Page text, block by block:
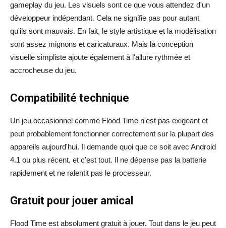
gameplay du jeu. Les visuels sont ce que vous attendez d'un
développeur indépendant. Cela ne signifie pas pour autant
qu'ils sont mauvais. En fait, le style artistique et la modélisation
sont assez mignons et caricaturaux. Mais la conception
visuelle simpliste ajoute également à l'allure rythmée et
accrocheuse du jeu.
Compatibilité technique
Un jeu occasionnel comme Flood Time n'est pas exigeant et
peut probablement fonctionner correctement sur la plupart des
appareils aujourd'hui. Il demande quoi que ce soit avec Android
4.1 ou plus récent, et c'est tout. Il ne dépense pas la batterie
rapidement et ne ralentit pas le processeur.
Gratuit pour jouer amical
Flood Time est absolument gratuit à jouer. Tout dans le jeu peut